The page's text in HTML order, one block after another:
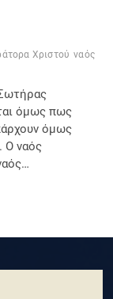
Χριστού ναός
όμως πως
όμως
Ο ναός